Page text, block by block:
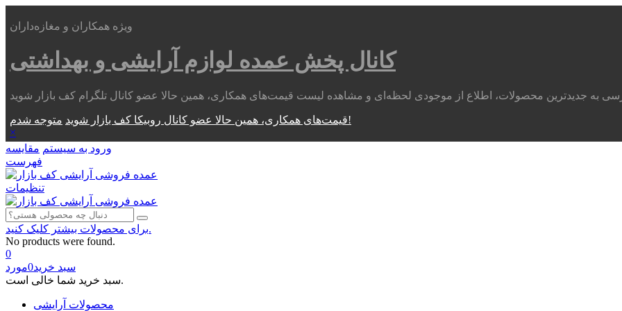
ویژه همکاران و مغازه‌داران
کانال پخش عمده لوازم آرایشی و بهداشتی
قیمت‌های همکاری، همین حالا عضو کانال روبیکا کف بازار شویدمتوجه شدم!
×
ورود به سیستم مقایسه
فهرست
تنظیمات
برای محصولات بیشتر کلیک کنید.
No products were found.
0
سبد خرید0مورد
سبد خرید شما خالی است.
محصولات آرایشی